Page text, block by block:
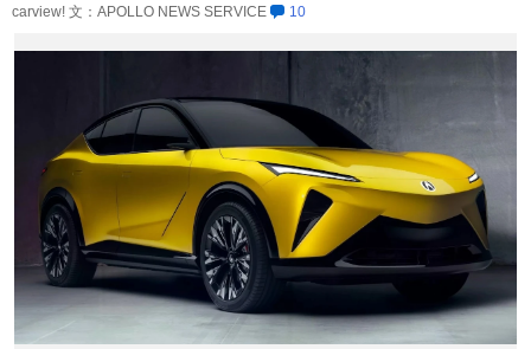
carview! 文：APOLLO NEWS SERVICE
10